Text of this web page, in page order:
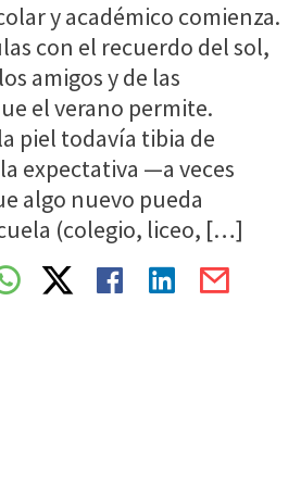
y académico comienza.
con el recuerdo del sol,
amigos y de las
el verano permite.
piel todavía tibia de
expectativa —a veces
algo nuevo pueda
(colegio, liceo, […]